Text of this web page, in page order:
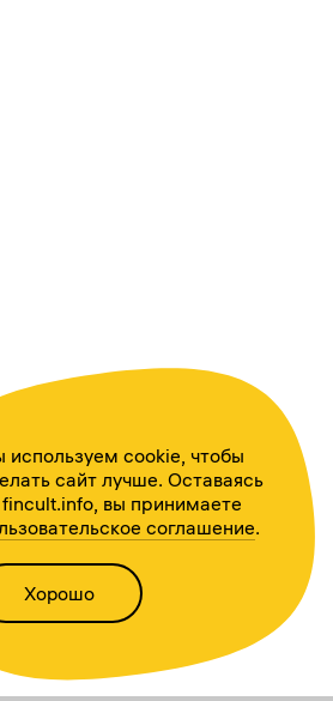
используем cookie, чтобы
сайт лучше. Оставаясь
fincult.info, вы принимаете
соглашение.
Хорошо